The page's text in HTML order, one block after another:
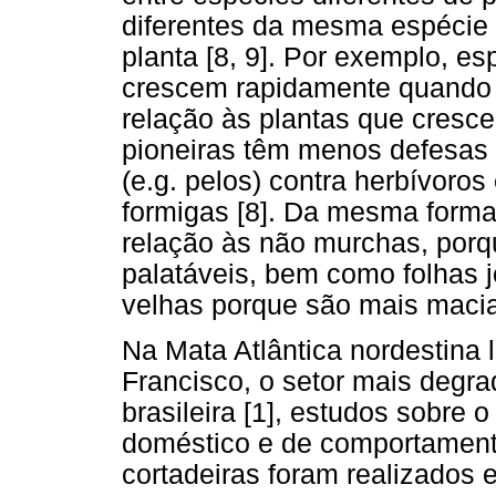
diferentes da mesma
planta [8, 9]. Por exemplo,
crescem rapidamente
relação às plantas que
pioneiras têm menos
(e.g. pelos) contra
formigas [8]. Da mesma
relação às não murchas,
palatáveis, bem como folhas
velhas porque são mais
Na Mata Atlântica
Francisco, o setor mais
brasileira [1], estudos sobre
doméstico e de
cortadeiras foram realizados